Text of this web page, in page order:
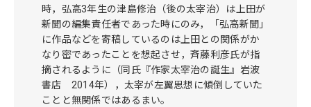
時，弘高3年生の津島修治（後の太宰治）は上田が
新聞の編集責任者であった時にのみ，「弘高新聞」
に作品などを寄稿しているのは上田との関係がか
なり密であったことを想起させ，斉藤利彦氏が指
摘されるように（同氏『作家太宰治の誕生』岩波
書店 2014年），太宰が左翼思想に傾倒していた
ことと無関係ではあるまい。